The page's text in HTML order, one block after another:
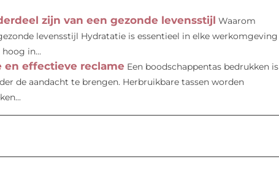
zijn van een gezonde levensstijl Waarom
levensstijl Hydratatie is essentieel in elke werkomgeving
in...
en effectieve reclame Een boodschappentas bedrukken is
de aandacht te brengen. Herbruikbare tassen worden